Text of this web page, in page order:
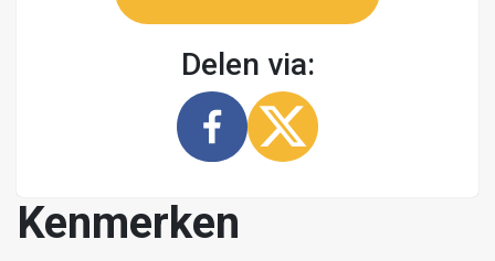
Kenmerken
Delen via: